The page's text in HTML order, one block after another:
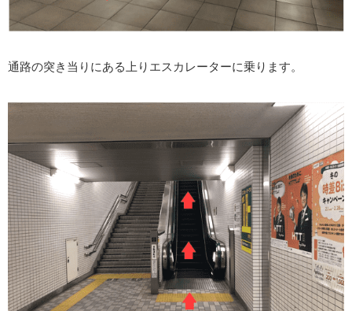
通路の突き当りにある上りエスカレーターに乗ります。